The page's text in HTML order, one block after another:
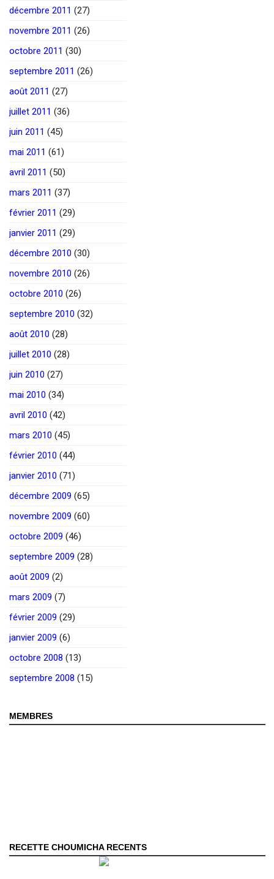
décembre 2011 (27)
novembre 2011 (26)
octobre 2011 (30)
septembre 2011 (26)
août 2011 (27)
juillet 2011 (36)
juin 2011 (45)
mai 2011 (61)
avril 2011 (50)
mars 2011 (37)
février 2011 (29)
janvier 2011 (29)
décembre 2010 (30)
novembre 2010 (26)
octobre 2010 (26)
septembre 2010 (32)
août 2010 (28)
juillet 2010 (28)
juin 2010 (27)
mai 2010 (34)
avril 2010 (42)
mars 2010 (45)
février 2010 (44)
janvier 2010 (71)
décembre 2009 (65)
novembre 2009 (60)
octobre 2009 (46)
septembre 2009 (28)
août 2009 (2)
mars 2009 (7)
février 2009 (29)
janvier 2009 (6)
octobre 2008 (13)
septembre 2008 (15)
MEMBRES
RECETTE CHOUMICHA RECENTS